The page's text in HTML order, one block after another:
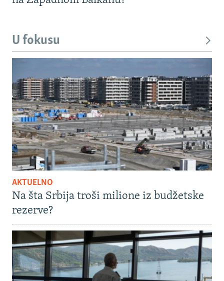
U fokusu
AKTUELNO
Na šta Srbija troši milione iz budžetske
rezerve?